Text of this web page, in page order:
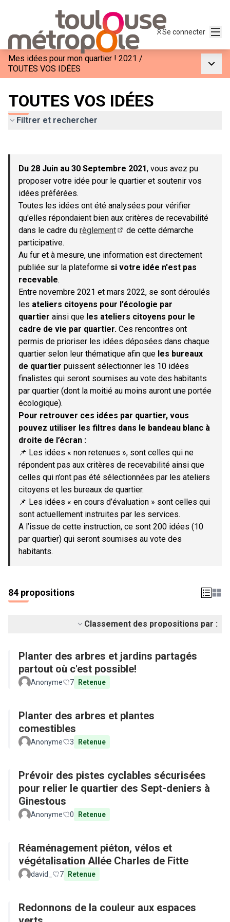
Se connecter
Mes idées pour mon quartier ! 2021 /
TOUTES VOS IDÉES
TOUTES VOS IDÉES
Filtrer et rechercher
−
Du 28 Juin au 30 Septembre 2021, vous avez pu
proposer votre idée pour le quartier et soutenir vos
idées préférées.
Toutes les idées ont été analysées pour vérifier
qu'elles répondaient bien aux critères de recevabilité
dans le cadre du règlement
de cette démarche
participative.
Au fur et à mesure, une information est directement
publiée sur la plateforme si votre idée n'est pas
recevable.
Entre novembre 2021 et mars 2022, se sont déroulés
les ateliers citoyens pour l’écologie par
quartier ainsi que les ateliers citoyens pour le
cadre de vie par quartier. Ces rencontres ont
permis de prioriser les idées déposées dans chaque
quartier selon leur thématique afin que les bureaux
de quartier puissent sélectionner les 10 idées
finalistes qui seront soumises au vote des habitants
par quartier (dont la moitié au moins auront une portée
écologique).
Pour retrouver ces idées par quartier, vous
pouvez utiliser les filtres dans le bandeau blanc à
droite de l’écran :
📌 Les idées « non retenues », sont celles qui ne
répondent pas aux critères de recevabilité ainsi que
celles qui n’ont pas été sélectionnées par les ateliers
citoyens et les bureaux de quartier.
📌 Les idées « en cours d’évaluation » sont celles qui
sont actuellement instruites par les services.
A l’issue de cette instruction, ce sont 200 idées (10
par quartier) qui seront soumises au vote des
habitants.
84 propositions
Classement des propositions par :
Planter des arbres et jardins partagés
partout où c'est possible!
Anonyme 7 Retenue
Planter des arbres et plantes
comestibles
Anonyme 3 Retenue
Prévoir des pistes cyclables sécurisées
pour relier le quartier des Sept-deniers à
Ginestous
Anonyme 0 Retenue
Réaménagement piéton, vélos et
végétalisation Allée Charles de Fitte
david_ 7 Retenue
Redonnons de la couleur aux espaces